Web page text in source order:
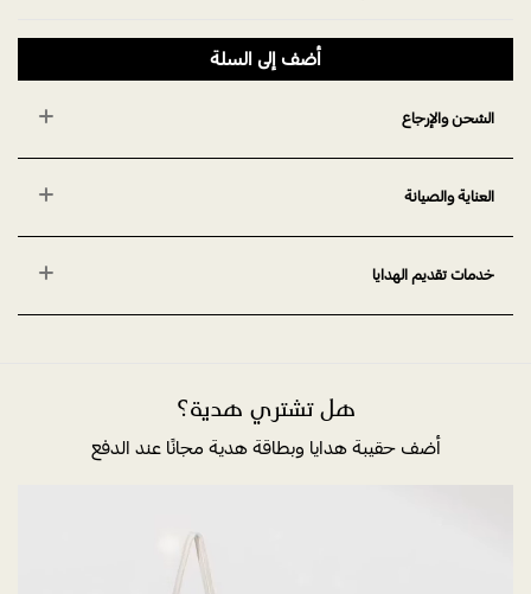
أضف إلى السلة
الشحن والإرجاع
العناية والصيانة
خدمات تقديم الهدايا
هل تشتري هدية؟
أضف حقيبة هدايا وبطاقة هدية مجانًا عند الدفع